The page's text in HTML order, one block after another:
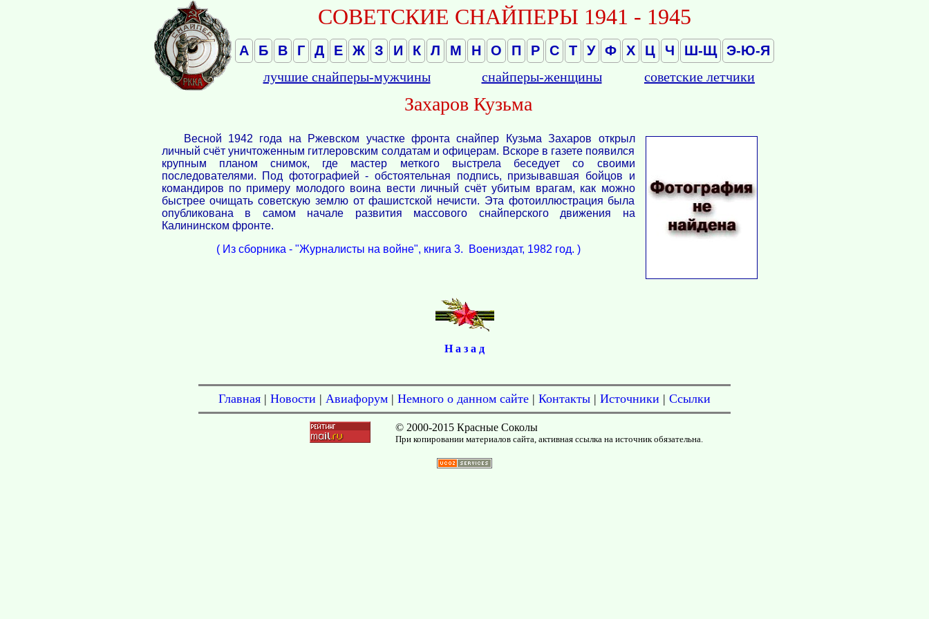
СОВЕТСКИЕ СНАЙПЕРЫ 1941 - 1945
А Б В Г Д Е Ж З И К Л М Н О П Р С Т У Ф Х Ц Ч Ш-Щ
Э-Ю-Я
лучшие снайперы-мужчины
снайперы-женщины советские летчики
Захаров Кузьма
Весной 1942 года на Ржевском участке фронта снайпер Кузьма Захаров открыл
личный счёт уничтоженным гитлеровским солдатам и офицерам. Вскоре в газете появился
крупным планом снимок, где мастер меткого выстрела беседует со своими
последователями. Под фотографией - обстоятельная подпись, призывавшая бойцов и
командиров по примеру молодого воина вести личный счёт убитым врагам, как можно
быстрее очищать советскую землю от фашистской нечисти. Эта фотоиллюстрация была
опубликована в самом начале развития массового снайперского движения на
Калининском фронте.
( Из сборника - "Журналисты на войне", книга 3. Воениздат, 1982 год. )
Н а з а д
Главная | Новости | Авиафорум | Немного о данном сайте | Контакты | Источники | Ссылки
© 2000-2015 Красные Соколы
При копировании материалов сайта, активная ссылка на источник обязательна.